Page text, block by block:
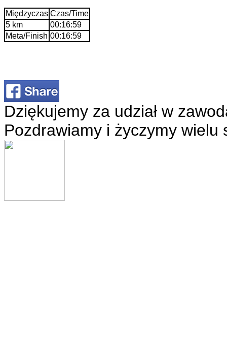
Międzyczas Czas/Time
5 km
00:16:59
Meta/Finish 00:16:59
Dziękujemy za udział w
Pozdrawiamy i życzymy wielu